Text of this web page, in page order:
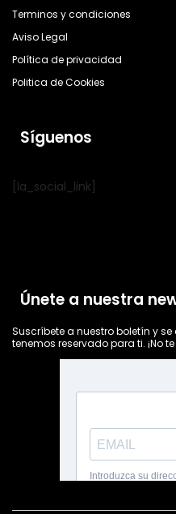
Terminos y condiciones
Aviso Legal
Política de privacidad
Politica de Cookies
Síguenos
[la_social_link]
Únete a nuestra
Suscríbete a nuestro boletín y
tenemos reservado para ti. ¡No